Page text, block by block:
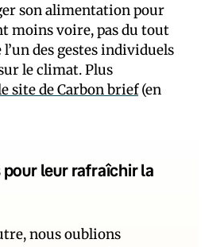
son alimentation pour
moins voire, pas du tout
des gestes individuels
le climat. Plus
site de Carbon brief(en
leur rafraîchir la
nous oublions